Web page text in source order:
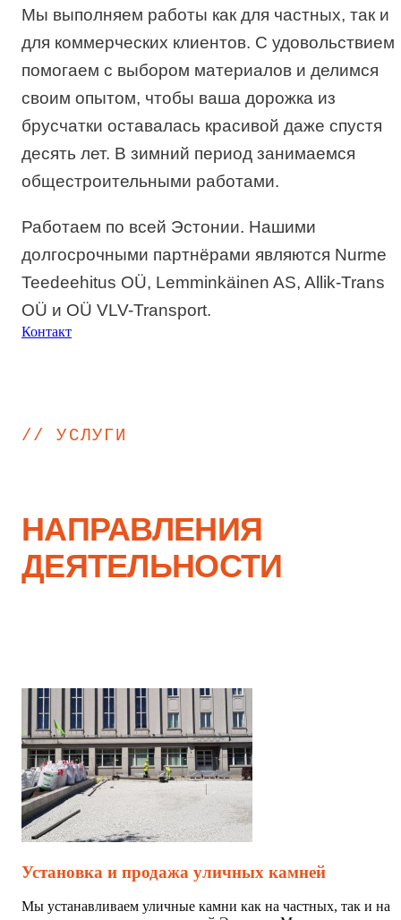
Мы выполняем работы как для частных, так и
для коммерческих клиентов. С удовольствием
помогаем с выбором материалов и делимся
своим опытом, чтобы ваша дорожка из
брусчатки оставалась красивой даже спустя
десять лет. В зимний период занимаемся
общестроительными работами.
Работаем по всей Эстонии. Нашими
долгосрочными партнёрами являются Nurme
Teedeehitus OÜ, Lemminkäinen AS, Allik-Trans
OÜ и OÜ VLV-Transport.
Контакт
// УСЛУГИ
НАПРАВЛЕНИЯ
ДЕЯТЕЛЬНОСТИ
Установка и продажа уличных камней
Мы устанавливаем уличные камни как на частных, так и на